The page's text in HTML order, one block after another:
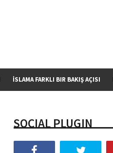
İSLAMA FARKLI BIR BAKIŞ AÇISI
SOCIAL PLUGIN